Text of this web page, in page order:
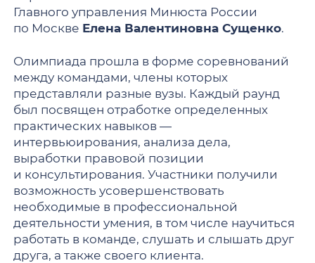
Главного управления Минюста России
по Москве Елена Валентиновна Сущенко.
Олимпиада прошла в форме соревнований
между командами, члены которых
представляли разные вузы. Каждый раунд
был посвящен отработке определенных
практических навыков —
интервьюирования, анализа дела,
выработки правовой позиции
и консультирования. Участники получили
возможность усовершенствовать
необходимые в профессиональной
деятельности умения, в том числе научиться
работать в команде, слушать и слышать друг
друга, а также своего клиента.